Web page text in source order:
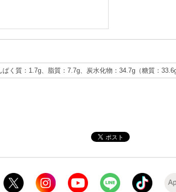
く質：1.7g、脂質：7.7g、炭水化物：34.7g（糖質：